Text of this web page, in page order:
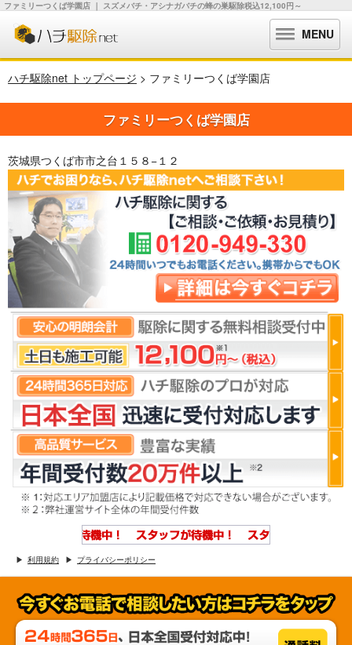
ファミリーつくば学園店 ｜ スズメバチ・アシナガバチの蜂の巣駆除税込12,100円～
MENU
ハチ駆除net トップページ > ファミリーつくば学園店
ファミリーつくば学園店
茨城県つくば市市之台１５８−１２
利用規約 プライバシーポリシー